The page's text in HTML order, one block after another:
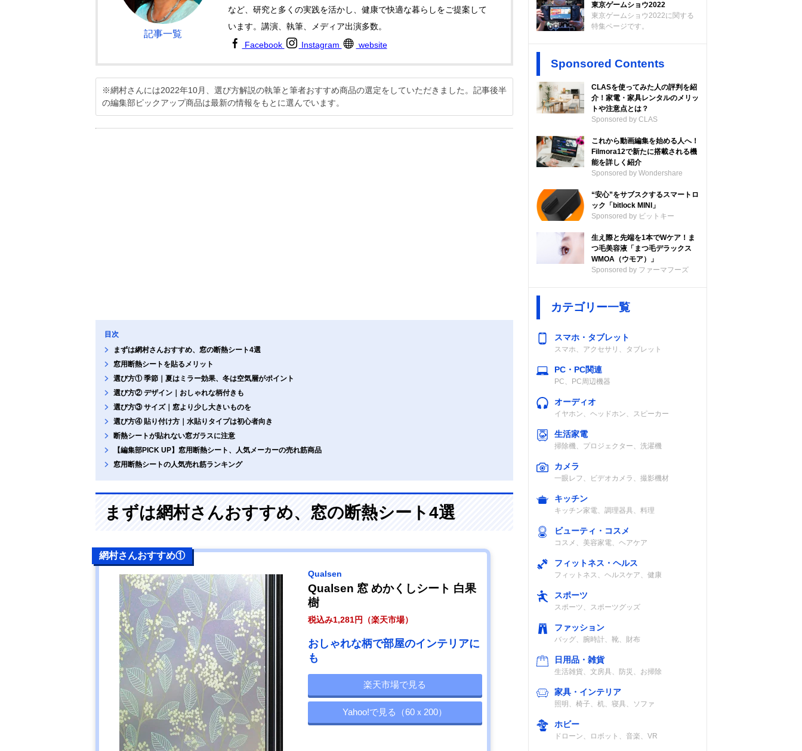
記事一覧
など、研究と多くの実践を活かし、健康で快適な暮らしをご提案して
います。講演、執筆、メディア出演多数。
Facebook
Instagram website
※網村さんには2022年10月、選び方解説の執筆と筆者おすすめ商品の選定をしていただきました。記事後半
の編集部ピックアップ商品は最新の情報をもとに選んでいます。
目次
まずは網村さんおすすめ、窓の断熱シート4選
窓用断熱シートを貼るメリット
選び方① 季節｜夏はミラー効果、冬は空気層がポイント
選び方② デザイン｜おしゃれな柄付きも
選び方③ サイズ｜窓より少し大きいものを
選び方④ 貼り付け方｜水貼りタイプは初心者向き
断熱シートが貼れない窓ガラスに注意
【編集部PICK UP】窓用断熱シート、人気メーカーの売れ筋商品
窓用断熱シートの人気売れ筋ランキング
まずは網村さんおすすめ、窓の断熱シート4選
網村さんおすすめ①
Qualsen
Qualsen 窓 めかくしシート 白果
樹
税込み1,281円（楽天市場）
おしゃれな柄で部屋のインテリアに
も
楽天市場で見る
Yahoo!で見る（60ｘ200）
東京ゲームショウ2022
東京ゲームショウ2022に関する
特集ページです。
Sponsored Contents
CLASを使ってみた人の評判を紹
介！家電・家具レンタルのメリッ
トや注意点とは？
Sponsored by CLAS
これから動画編集を始める人へ！
Filmora12で新たに搭載される機
能を詳しく紹介
Sponsored by Wondershare
“安心”をサブスクするスマートロ
ック「bitlock MINI」
Sponsored by ビットキー
生え際と先端を1本でWケア！ま
つ毛美容液「まつ毛デラックス
WMOA（ウモア）」
Sponsored by ファーマフーズ
カテゴリー一覧
スマホ・タブレット
スマホ、アクセサリ、タブレット
PC・PC関連
PC、PC周辺機器
オーディオ
イヤホン、ヘッドホン、スピーカー
生活家電
掃除機、プロジェクター、洗濯機
カメラ
一眼レフ、ビデオカメラ、撮影機材
キッチン
キッチン家電、調理器具、料理
ビューティ・コスメ
コスメ、美容家電、ヘアケア
フィットネス・ヘルス
フィットネス、ヘルスケア、健康
スポーツ
スポーツ、スポーツグッズ
ファッション
バッグ、腕時計、靴、財布
日用品・雑貨
生活雑貨、文房具、防災、お掃除
家具・インテリア
照明、椅子、机、寝具、ソファ
ホビー
ドローン、ロボット、音楽、VR